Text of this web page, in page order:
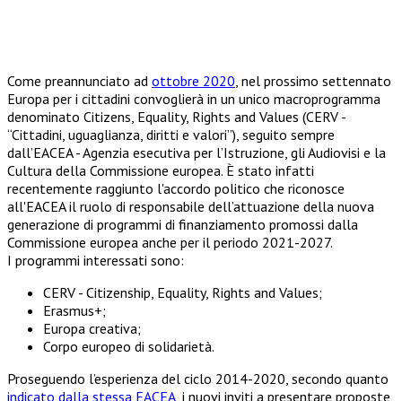
Come preannunciato ad ottobre 2020, nel prossimo settennato
Europa per i cittadini convoglierà in un unico macroprogramma
denominato Citizens, Equality, Rights and Values (CERV -
“Cittadini, uguaglianza, diritti e valori”), seguito sempre
dall’EACEA - Agenzia esecutiva per l’Istruzione, gli Audiovisi e la
Cultura della Commissione europea. È stato infatti
recentemente raggiunto l'accordo politico che riconosce
all'EACEA il ruolo di responsabile dell’attuazione della nuova
generazione di programmi di finanziamento promossi dalla
Commissione europea anche per il periodo 2021-2027.
I programmi interessati sono:
CERV - Citizenship, Equality, Rights and Values;
Erasmus+;
Europa creativa;
Corpo europeo di solidarietà.
Proseguendo l’esperienza del ciclo 2014-2020, secondo quanto
indicato dalla stessa EACEA, i nuovi inviti a presentare proposte